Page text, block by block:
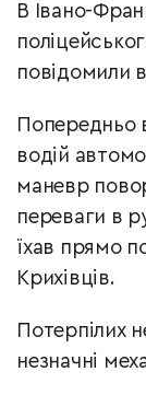
В Івано-
повідомили в
Попередньо
водій
маневр
переваги в
їхав прямо
Крихівців.
Потерпілих
незначні